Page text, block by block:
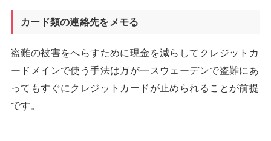
カード類の連絡先をメモる
盗難の被害をへらすために現金を減らしてクレジットカ
ードメインで使う手法は万が一スウェーデンで盗難にあ
ってもすぐにクレジットカードが止められることが前提
です。